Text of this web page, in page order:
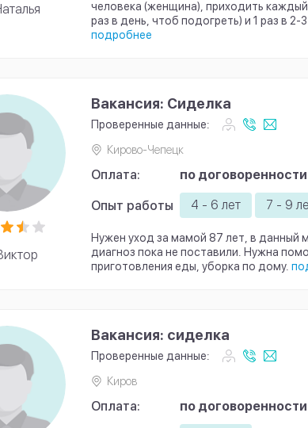
человека (женщина), приходить каждый
раз в день, чтоб подогреть) и 1 раз в 2-
подробнее
Вакансия: Сиделка
Проверенные данные:
Кирово-Чепецк
Оплата: по договоренности
Опыт работы 4 - 6 лет 7 - 9
Нужен уход за мамой 87 лет, в данный
диагноз пока не поставили. Нужна
приготовления еды, уборка по дому.
Вакансия: сиделка
Проверенные данные:
Киров
Оплата: по договоренности